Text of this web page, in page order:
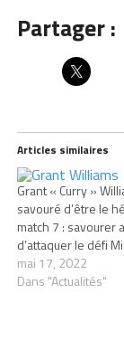
Partager :
Articles similaires
Grant « Curry »
savouré d’être le
match 7 : savourer
d’attaquer le défi
mai 17, 2022
Dans "Actualités"